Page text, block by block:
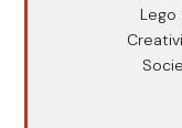
Lego